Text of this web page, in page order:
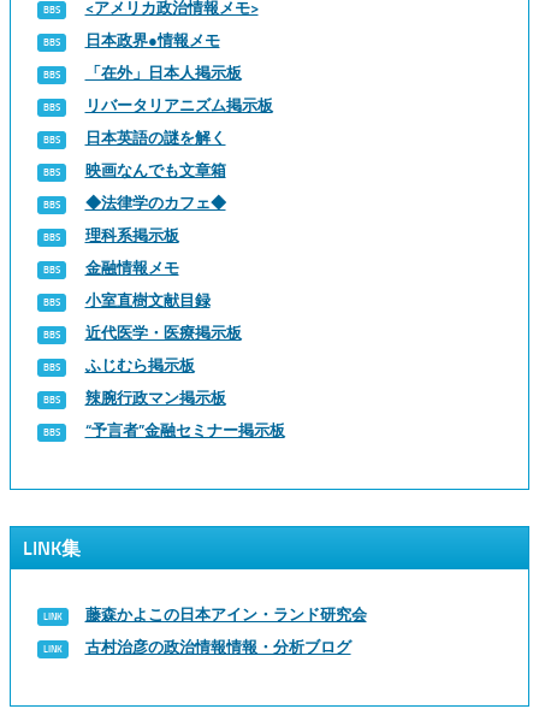
<アメリカ政治情報メモ>
日本政界●情報メモ
「在外」日本人掲示板
リバータリアニズム掲示板
日本英語の謎を解く
映画なんでも文章箱
◆法律学のカフェ◆
理科系掲示板
金融情報メモ
小室直樹文献目録
近代医学・医療掲示板
ふじむら掲示板
辣腕行政マン掲示板
“予言者”金融セミナー掲示板
LINK集
藤森かよこの日本アイン・ランド研究会
古村治彦の政治情報情報・分析ブログ